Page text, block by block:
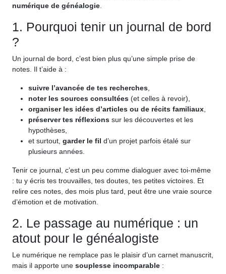
numérique de généalogie
1. Pourquoi tenir un journal de bord
?
Un journal de bord, c’est bien plus qu’une simple prise de
notes. Il t’aide à :
suivre l’avancée de tes recherches
noter les sources consultées (et celles à revoir),
organiser les idées d’articles ou de récits familiaux
préserver tes réflexions sur les découvertes et les
hypothèses,
et surtout, garder le fil d’un projet parfois étalé sur
plusieurs années.
Tenir ce journal, c’est un peu comme dialoguer avec toi-même
: tu y écris tes trouvailles, tes doutes, tes petites victoires. Et
relire ces notes, des mois plus tard, peut être une vraie source
d’émotion et de motivation.
2. Le passage au numérique : un
atout pour le généalogiste
Le numérique ne remplace pas le plaisir d’un carnet manuscrit,
mais il apporte une souplesse incomparable :